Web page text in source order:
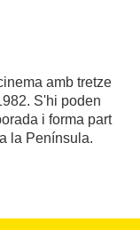
amb tretze
S'hi poden
i forma part
la Península.